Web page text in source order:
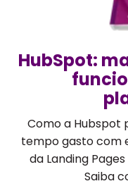
HubSpot:
Como a Hubspot
tempo gasto com
da Landing
Saiba